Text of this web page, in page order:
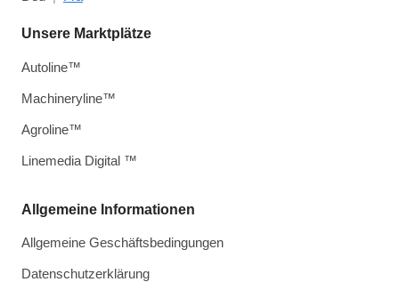
Allgemeine Informationen
Allgemeine Geschäftsbedingungen
Datenschutzerklärung
Unsere Marktplätze
Autoline™
Machineryline™
Agroline™
Linemedia Digital ™